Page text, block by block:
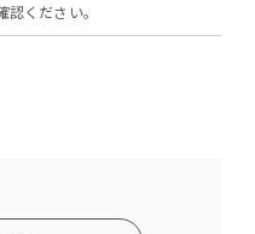
認ください。